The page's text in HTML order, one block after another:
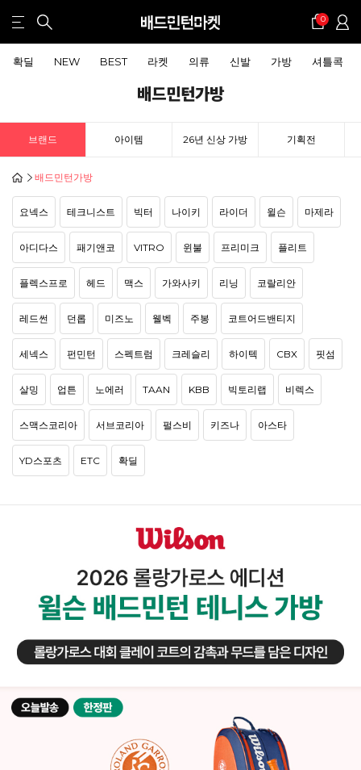
0
확딜 NEW BEST 라켓 의류 신발 가방 셔틀콕
배드민턴가방
브랜드 아이템 26년 신상 가방 기획전
배드민턴가방
요넥스 테크니스트 빅터 나이키 라이더 윌슨 마제라
아디다스 패기앤코 VITRO 윈불 프리미크 플리트
플렉스프로 헤드 맥스 가와사키 리닝 코랄리안
레드썬 던롭 미즈노 웰벡 주봉 코트어드밴티지
세넥스 펀민턴 스펙트럼 크레슬리 하이텍 CBX 핏섬
살밍 업튼 노에러 TAAN KBB 빅토리랩 비렉스
스맥스코리아 서브코리아 펄스비 키즈나 아스타
YD스포츠 ETC 확딜